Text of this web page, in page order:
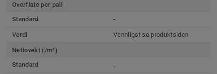
Overflate per pall
Standard
-
Verdi Vennligst se produktsiden
Nettovekt (/m²)
Standard
-